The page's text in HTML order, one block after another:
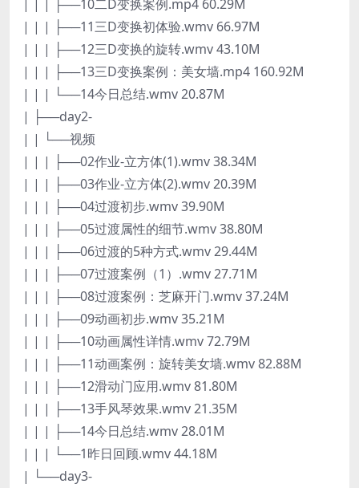
| | | ├──10二D变换案例.mp4 60.29M
| | | ├──11三D变换初体验.wmv 66.97M
| | | ├──12三D变换的旋转.wmv 43.10M
| | | ├──13三D变换案例：美女墙.mp4 160.92M
| | | └──14今日总结.wmv 20.87M
| ├──day2-
| | └──视频
| | | ├──02作业-立方体(1).wmv 38.34M
| | | ├──03作业-立方体(2).wmv 20.39M
| | | ├──04过渡初步.wmv 39.90M
| | | ├──05过渡属性的细节.wmv 38.80M
| | | ├──06过渡的5种方式.wmv 29.44M
| | | ├──07过渡案例（1）.wmv 27.71M
| | | ├──08过渡案例：芝麻开门.wmv 37.24M
| | | ├──09动画初步.wmv 35.21M
| | | ├──10动画属性详情.wmv 72.79M
| | | ├──11动画案例：旋转美女墙.wmv 82.88M
| | | ├──12滑动门应用.wmv 81.80M
| | | ├──13手风琴效果.wmv 21.35M
| | | ├──14今日总结.wmv 28.01M
| | | └──1昨日回顾.wmv 44.18M
| └──day3-